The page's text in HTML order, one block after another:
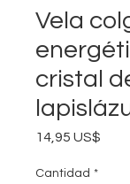
Vela
cristal
14,95 US$
Cantidad *